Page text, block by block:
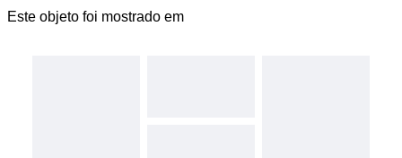
Este objeto foi mostrado em